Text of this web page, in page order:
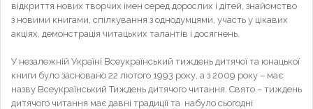
відкриття нових творчих імен серед дорослих і дітей, знайомство
з новими книгами, спілкування з однодумцями, участь у цікавих
акціях, демонстрація читацьких талантів і досягнень.
У незалежній Україні Всеукраїнський тиждень дитячої та юнацької
книги було засновано 22 лютого 1993 року, а з 2009 року – має
назву Всеукраїнський Тиждень дитячого читання. Свято – тиждень
дитячого читання має давні традиції та набуло сьогодні